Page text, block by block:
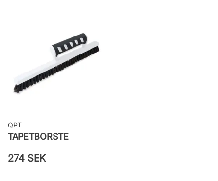
woven
Applicering av lim: Lim strykes på
väggen
Leverantörens artikelnummer:
QPT
TAPETBORSTE
274 SEK